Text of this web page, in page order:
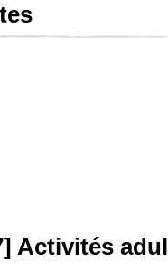
Activités